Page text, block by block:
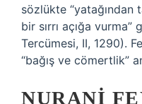
sözlükte “yatağından
bir sırrı açığa
Tercümesi, II, 1290).
“bağış ve cömertlik”
NURANI